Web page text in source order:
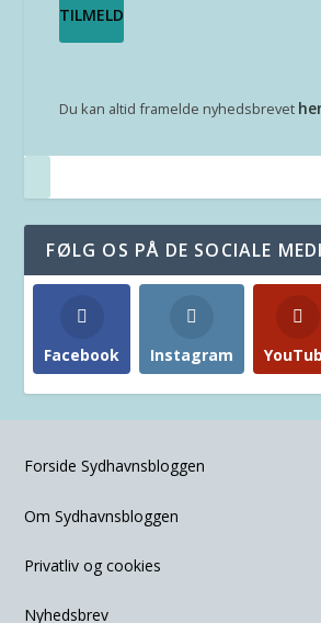
Du kan altid framelde nyhedsbrevet
FØLG OS PÅ DE SOCIALE
Facebook Instagram
Forside Sydhavnsbloggen
Om Sydhavnsbloggen
Privatliv og cookies
Nyhedsbrev